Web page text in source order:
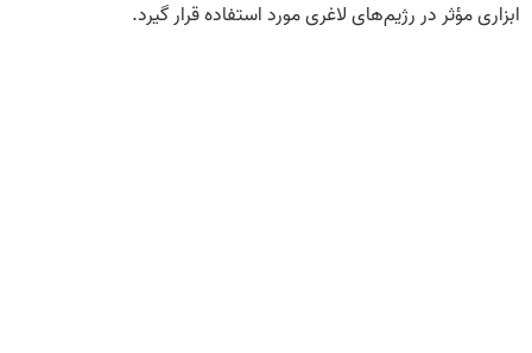
ابزاری مؤثر در رژیم‌های لاغری مورد استفاده قرار گیرد.